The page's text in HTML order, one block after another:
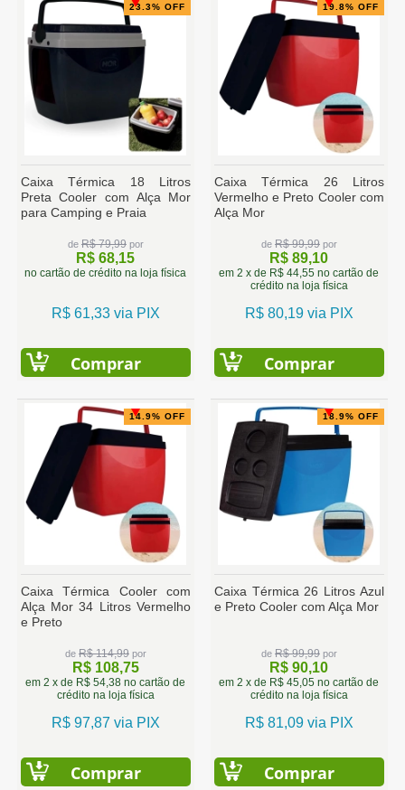
23.3% OFF
Caixa Térmica 18 Litros
Preta Cooler com Alça Mor
para Camping e Praia
de R$ 79,99por
R$ 68,15
no cartão de crédito na loja física
R$ 61,33 via PIX
Comprar
19.8% OFF
Caixa Térmica 26 Litros
Vermelho e Preto Cooler com
Alça Mor
de R$ 99,99por
R$ 89,10
em 2 x de R$ 44,55 no cartão de
crédito na loja física
R$ 80,19 via PIX
Comprar
14.9% OFF
Caixa Térmica Cooler com
Alça Mor 34 Litros Vermelho
e Preto
de R$ 114,99por
R$ 108,75
em 2 x de R$ 54,38 no cartão de
crédito na loja física
R$ 97,87 via PIX
Comprar
18.9% OFF
Caixa Térmica 26 Litros Azul
e Preto Cooler com Alça Mor
de R$ 99,99por
R$ 90,10
em 2 x de R$ 45,05 no cartão de
crédito na loja física
R$ 81,09 via PIX
Comprar